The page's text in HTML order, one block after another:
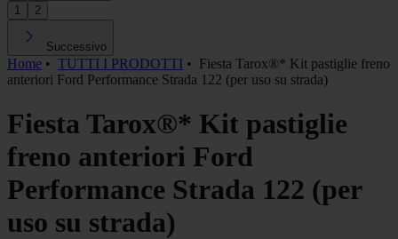
1
2
Successivo
Home • TUTTI I PRODOTTI • Fiesta Tarox®* Kit pastiglie freno
anteriori Ford Performance Strada 122 (per uso su strada)
Fiesta Tarox®* Kit pastiglie
freno anteriori Ford
Performance Strada 122 (per
uso su strada)